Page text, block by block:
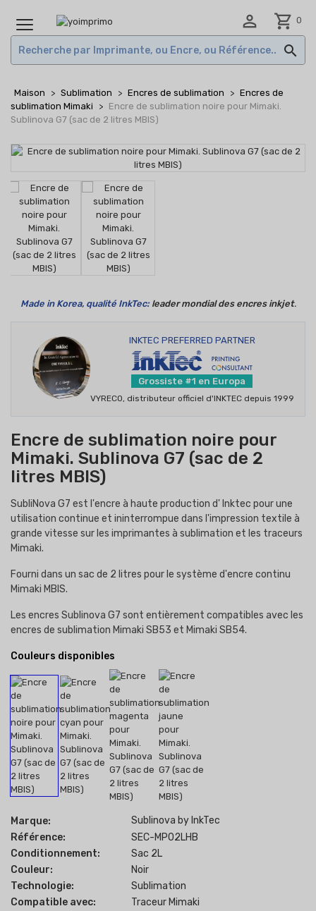
MENU
 shopping_cart 0

Maison Sublimation Encres de sublimation
Encres de
sublimation Mimaki
Encre de sublimation noire pour Mimaki.
Sublinova G7 (sac de 2 litres MBIS)
Made in Korea, qualité InkTec:leader mondial des encres inkjet.
INKTEC PREFERRED PARTNER
Grossiste #1 en Europa
VYRECO, distributeur officiel d'INKTEC depuis 1999
Encre de sublimation noire pour
Mimaki. Sublinova G7 (sac de 2
litres MBIS)
SubliNova G7 est l'encre à haute production d' Inktec pour une
utilisation continue et ininterrompue dans l'impression textile à
grande vitesse sur les imprimantes à sublimation et les traceurs
Mimaki.
Fourni dans un sac de 2 litres pour le système d'encre continu
Mimaki MBIS.
Les encres Sublinova G7 sont entièrement compatibles avec les
encres de sublimation Mimaki SB53 et Mimaki SB54.
Couleurs disponibles
Marque:
Sublinova by InkTec
Référence:
SEC-MP02LHB
Conditionnement:
Sac 2L
Couleur:
Noir
Technologie:
Sublimation
Compatible avec:
Traceur Mimaki